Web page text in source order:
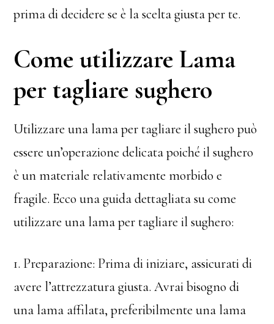
prima di decidere se è la scelta giusta per te.
Come utilizzare Lama
per tagliare sughero
Utilizzare una lama per tagliare il sughero può
essere un’operazione delicata poiché il sughero
è un materiale relativamente morbido e
fragile. Ecco una guida dettagliata su come
utilizzare una lama per tagliare il sughero:
1. Preparazione: Prima di iniziare, assicurati di
avere l’attrezzatura giusta. Avrai bisogno di
una lama affilata, preferibilmente una lama